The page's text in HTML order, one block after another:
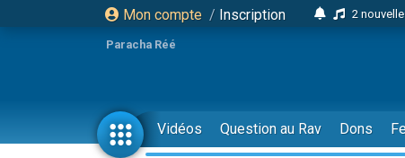
Mon compte / Inscription
2
4
Nouvelle
61
39
Paracha Réé
Vidéos Question au Rav Dons